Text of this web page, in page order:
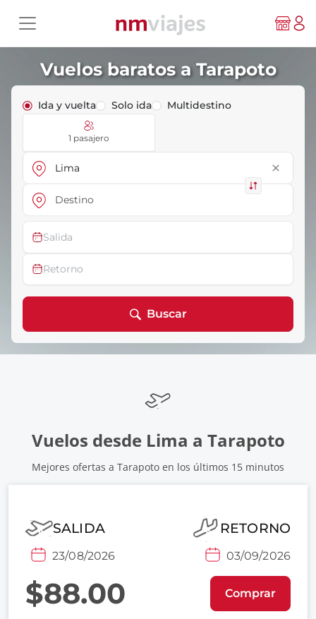
Vuelos baratos a Tarapoto
Ida y vuelta Solo ida Multidestino
1 pasajero
close
Salida
Retorno
Buscar
Vuelos desde Lima a Tarapoto
Mejores ofertas a Tarapoto en los últimos 15 minutos
SALIDA RETORNO
23/08/2026 03/09/2026
$88.00 Comprar